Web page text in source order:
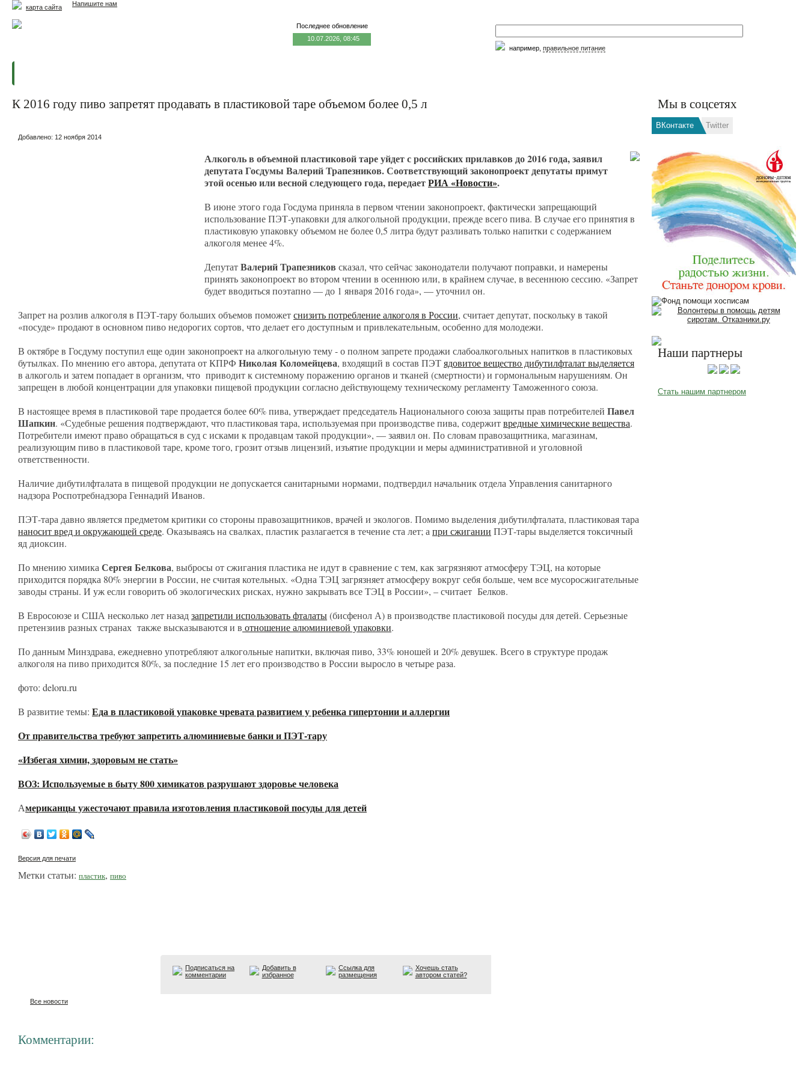
Напишите нам
например, правильное питание
карта сайта
Последнее обновление
10.07.2026, 08:45
Мы в соцсетях
ВКонтакте Twitter
Наши партнеры
Стать нашим партнером
К 2016 году пиво запретят продавать в пластиковой таре объемом более 0,5 л
Добавлено: 12 ноября 2014
Алкоголь в объемной пластиковой таре уйдет с российских прилавков до 2016 года, заявил
депутата Госдумы Валерий Трапезников. Соответствующий законопроект депутаты примут
этой осенью или весной следующего года, передаетРИА «Новости».
В июне этого года Госдума приняла в первом чтении законопроект, фактически запрещающий
использование ПЭТ-упаковки для алкогольной продукции, прежде всего пива. В случае его принятия в
пластиковую упаковку объемом не более 0,5 литра будут разливать только напитки с содержанием
алкоголя менее 4%.
ДепутатВалерий Трапезников сказал, что сейчас законодатели получают поправки, и намерены
принять законопроект во втором чтении в осеннюю или, в крайнем случае, в весеннюю сессию. «Запрет
будет вводиться поэтапно — до 1 января 2016 года», — уточнил он.
Запрет на розлив алкоголя в ПЭТ-тару больших объемов поможетснизить потребление алкоголя в России, считает депутат, поскольку в такой
«посуде» продают в основном пиво недорогих сортов, что делает его доступным и привлекательным, особенно для молодежи.
В октябре в Госдуму поступил еще один законопроект на алкогольную тему - о полном запрете продажи слабоалкогольных напитков в пластиковых
бутылках. По мнению его автора, депутата от КПРФ Николая Коломейцева, входящий в состав ПЭТядовитое вещество дибутилфталат выделяется
в алкоголь и затем попадает в организм, что приводит к системному поражению органов и тканей (смертности) и гормональным нарушениям. Он
запрещен в любой концентрации для упаковки пищевой продукции согласно действующему техническому регламенту Таможенного союза.
В настоящее время в пластиковой таре продается более 60% пива, утверждает председатель Национального союза защиты прав потребителей Павел
Шапкин. «Судебные решения подтверждают, что пластиковая тара, используемая при производстве пива, содержитвредные химические вещества.
Потребители имеют право обращаться в суд с исками к продавцам такой продукции», — заявил он. По словам правозащитника, магазинам,
реализующим пиво в пластиковой таре, кроме того, грозит отзыв лицензий, изъятие продукции и меры административной и уголовной
ответственности.
Наличие дибутилфталата в пищевой продукции не допускается санитарными нормами, подтвердил начальник отдела Управления санитарного
надзора Роспотребнадзора Геннадий Иванов.
ПЭТ-тара давно является предметом критики со стороны правозащитников, врачей и экологов. Помимо выделения дибутилфталата, пластиковая тара
наносит вред и окружающей среде. Оказываясь на свалках, пластик разлагается в течение ста лет; а при сжигании ПЭТ-тары выделяется токсичный
яд диоксин.
По мнению химика Сергея Белкова, выбросы от сжигания пластика не идут в сравнение с тем, как загрязняют атмосферу ТЭЦ, на которые
приходится порядка 80% энергии в России, не считая котельных. «Одна ТЭЦ загрязняет атмосферу вокруг себя больше, чем все мусоросжигательные
заводы страны. И уж если говорить об экологических рисках, нужно закрывать все ТЭЦ в России», – считает Белков.
В Евросоюзе и США несколько лет назадзапретили использовать фталаты(бисфенол А) в производстве пластиковой посуды для детей. Серьезные
претензиив разных странах также высказываются и в отношение алюминиевой упаковки.
По данным Минздрава, ежедневно употребляют алкогольные напитки, включая пиво, 33% юношей и 20% девушек. Всего в структуре продаж
алкоголя на пиво приходится 80%, за последние 15 лет его производство в России выросло в четыре раза.
фото: deloru.ru
В развитие темы: Еда в пластиковой упаковке чревата развитием у ребенка гипертонии и аллергии
От правительства требуют запретить алюминиевые банки и ПЭТ-тару
«Избегая химии, здоровым не стать»
ВОЗ: Используемые в быту 800 химикатов разрушают здоровье человека
Американцы ужесточают правила изготовления пластиковой посуды для детей
Версия для печати
Метки статьи: пластик, пиво
Подписаться на
комментарии
Добавить в
избранное
Ссылка для
размещения
Хочешь стать
автором статей?
Все новости
Комментарии: